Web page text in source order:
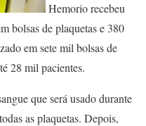
Hemorio recebeu
bolsas de plaquetas e 380
em sete mil bolsas de
28 mil pacientes.
que será usado durante
as plaquetas. Depois,